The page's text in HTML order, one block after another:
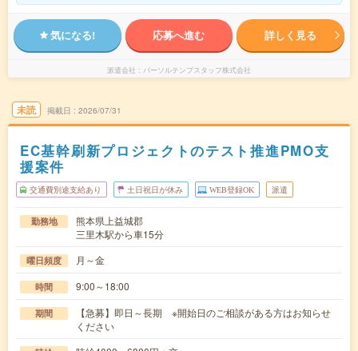
気になる! 応募へ進む 詳しく見る
派遣会社 パーソルテンプスタッフ株式会社
未読 掲載日 2026/07/31
EC基幹刷新プロジェクトのテスト推進PMO支
援案件
交通費別途支給あり 土日祝日が休み WEB登録OK 派遣
勤務地
熊本県上益城郡
三里木駅から車15分
曜日頻度 月～金
時間 9:00～18:00
期間
【急募】即日～長期 ※開始日のご相談がある方はお知らせ
ください